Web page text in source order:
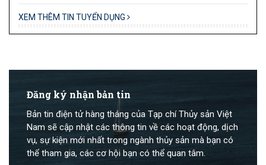
XEM THÊM TIN TUYỂN DỤNG
Đăng ký nhận bản tin
Bản tin điện tử hàng tháng của Tạp chí Thủy sản Việt
Nam sẽ cập nhật các thông tin về các hoạt động, dịch
vụ, sự kiện mới nhất trong ngành thủy sản mà bạn có
thể tham gia, các cơ hội bạn có thể quan tâm.